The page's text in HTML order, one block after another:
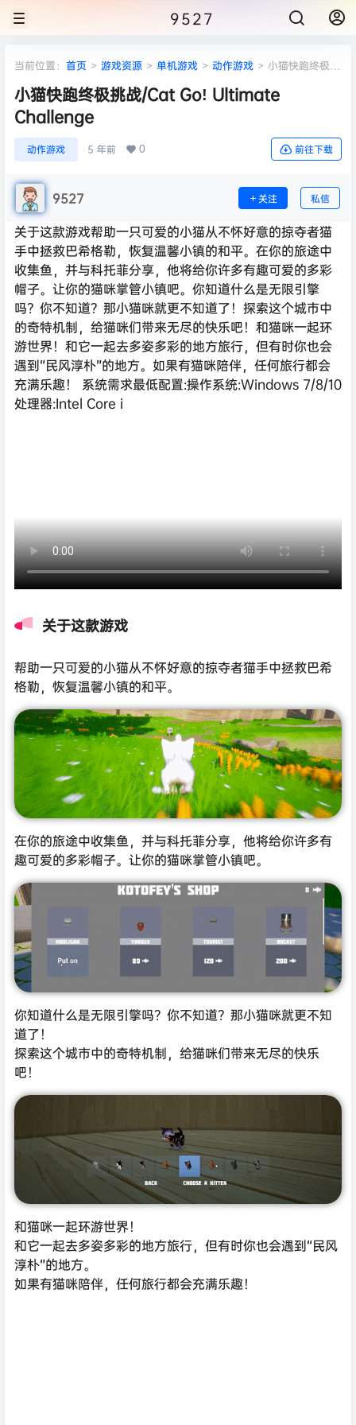
9527
当前位置： 首页 > 游戏资源 > 单机游戏 > 动作游戏 > 小猫快跑终极挑
小猫快跑终极挑战/Cat Go! Ultimate
Challenge
动作游戏 5 年前 0 前往下载
9527 关注 私信
关于这款游戏帮助一只可爱的小猫从不怀好意的掠夺者猫
手中拯救巴希格勒，恢复温馨小镇的和平。在你的旅途中
收集鱼，并与科托菲分享，他将给你许多有趣可爱的多彩
帽子。让你的猫咪掌管小镇吧。你知道什么是无限引擎
吗？你不知道？那小猫咪就更不知道了！探索这个城市中
的奇特机制，给猫咪们带来无尽的快乐吧！和猫咪一起环
游世界！和它一起去多姿多彩的地方旅行，但有时你也会
遇到“民风淳朴”的地方。如果有猫咪陪伴，任何旅行都会
充满乐趣！ 系统需求最低配置:操作系统:Windows 7/8/10
处理器:Intel Core i
关于这款游戏
帮助一只可爱的小猫从不怀好意的掠夺者猫手中拯救巴希
格勒，恢复温馨小镇的和平。
在你的旅途中收集鱼，并与科托菲分享，他将给你许多有
趣可爱的多彩帽子。让你的猫咪掌管小镇吧。
你知道什么是无限引擎吗？你不知道？那小猫咪就更不知
道了！
探索这个城市中的奇特机制，给猫咪们带来无尽的快乐
吧！
和猫咪一起环游世界！
和它一起去多姿多彩的地方旅行，但有时你也会遇到“民风
淳朴”的地方。
如果有猫咪陪伴，任何旅行都会充满乐趣！